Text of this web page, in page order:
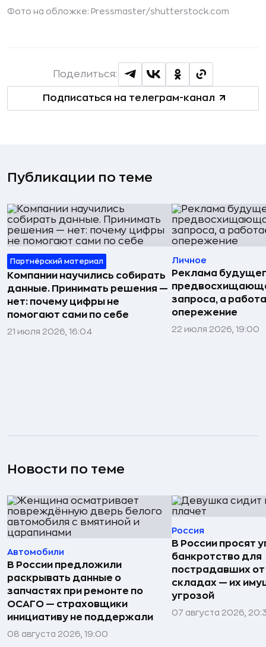
Фото на обложке: Pressmaster/shutterstock.com
Подписаться на телеграм-канал
Поделиться:
Публикации по теме
Партнёрский материал
Компании научились собирать
данные. Принимать решения —
нет: почему цифры не
помогают сами по себе
21 июля 2026, 16:04
Личное
Реклама
запроса, а
опережение
22 июля 2026, 19:00
Новости по теме
Автомобили
В России предложили
раскрывать данные о
запчастях при ремонте по
ОСАГО — страховщики
инициативу не поддержали
08 августа 2026, 19:00
Россия
В России просят
банкротство для
пострадавших
складах — их
угрозой
07 августа 2026,